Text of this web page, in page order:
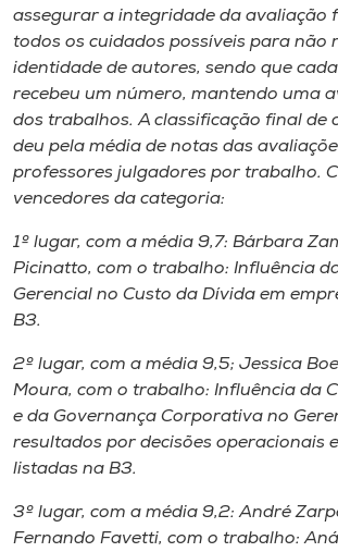
assegurar a integridade da avaliação
todos os cuidados possíveis para não
identidade de autores, sendo que
recebeu um número, mantendo uma
dos trabalhos. A classificação final de
deu pela média de notas das
professores julgadores por trabalho.
vencedores da categoria:
1º lugar, com a média 9,7: Bárbara
Picinatto, com o trabalho: Influência
Gerencial no Custo da Dívida em
B3.
2º lugar, com a média 9,5; Jessica
Moura, com o trabalho: Influência da
e da Governança Corporativa no
resultados por decisões operacionais
listadas na B3.
3º lugar, com a média 9,2: André
Fernando Favetti, com o trabalho: